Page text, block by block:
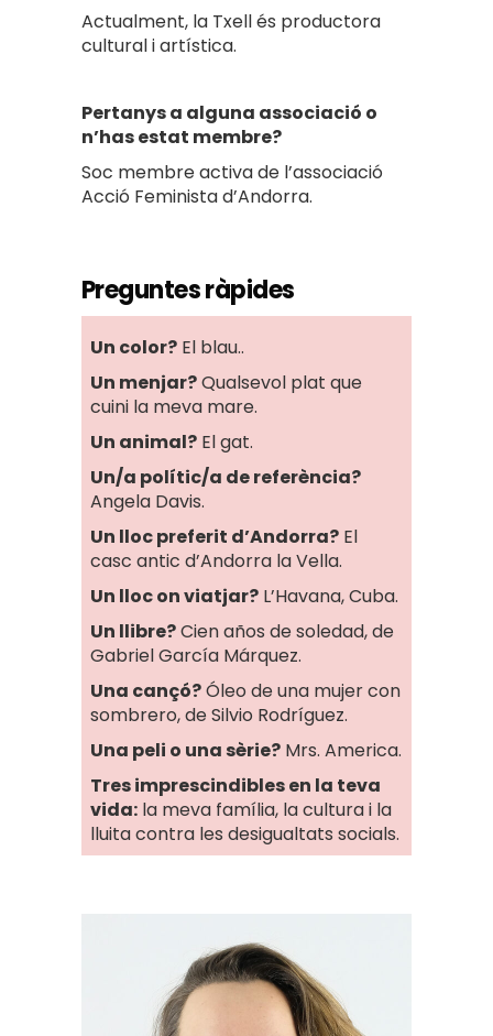
Actualment, la Txell és productora
cultural i artística.
Pertanys a alguna associació o
n’has estat membre?
Soc membre activa de l’associació
Acció Feminista d’Andorra.
Preguntes ràpides
Un color? El blau..
Un menjar?Qualsevol plat que
cuini la meva mare.
Un animal? El gat.
Un/a polític/a de referència?
Angela Davis.
Un lloc preferit d’Andorra? El
casc antic d’Andorra la Vella.
Un lloc on viatjar? L’Havana, Cuba.
Un llibre?Cien años de soledad, de
Gabriel García Márquez.
Una cançó?Óleo de una mujer con
sombrero, de Silvio Rodríguez.
Una peli o una sèrie? Mrs. America.
Tres imprescindibles en la teva
vida: la meva família, la cultura i la
lluita contra les desigualtats socials.